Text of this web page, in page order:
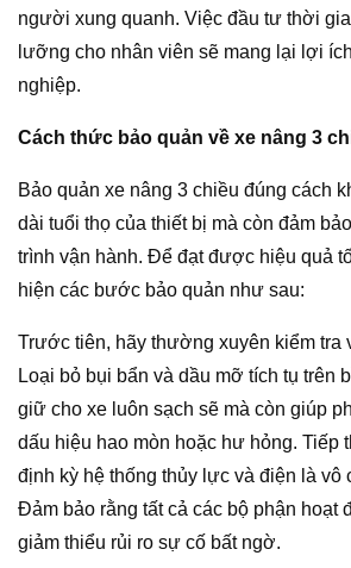
người xung quanh. Việc đầu tư thời
lưỡng cho nhân viên sẽ mang lại lợi
nghiệp.
Cách thức bảo quản về xe nâng 3
Bảo quản xe nâng 3 chiều đúng cách
dài tuổi thọ của thiết bị mà còn đảm
trình vận hành. Để đạt được hiệu quả
hiện các bước bảo quản như sau:
Trước tiên, hãy thường xuyên kiểm tra
Loại bỏ bụi bẩn và dầu mỡ tích tụ trên
giữ cho xe luôn sạch sẽ mà còn giúp
dấu hiệu hao mòn hoặc hư hỏng. Tiếp
định kỳ hệ thống thủy lực và điện là vô
Đảm bảo rằng tất cả các bộ phận hoạt
giảm thiểu rủi ro sự cố bất ngờ.